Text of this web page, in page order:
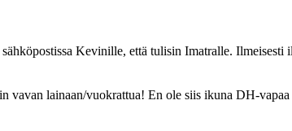
Kevinille, että tulisin Imatralle. Ilmeisesti
vavan lainaan/vuokrattua! En ole siis ikuna DH-vapaa